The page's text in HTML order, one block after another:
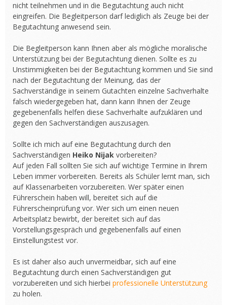
nicht teilnehmen und in die Begutachtung auch nicht
eingreifen. Die Begleitperson darf lediglich als Zeuge bei der
Begutachtung anwesend sein.
Die Begleitperson kann Ihnen aber als mögliche moralische
Unterstützung bei der Begutachtung dienen. Sollte es zu
Unstimmigkeiten bei der Begutachtung kommen und Sie sind
nach der Begutachtung der Meinung, das der
Sachverständige in seinem Gutachten einzelne Sachverhalte
falsch wiedergegeben hat, dann kann Ihnen der Zeuge
gegebenenfalls helfen diese Sachverhalte aufzuklären und
gegen den Sachverständigen auszusagen.
Sollte ich mich auf eine Begutachtung durch den
Sachverständigen Heiko Nijak vorbereiten?
Auf jeden Fall sollten Sie sich auf wichtige Termine in Ihrem
Leben immer vorbereiten. Bereits als Schüler lernt man, sich
auf Klassenarbeiten vorzubereiten. Wer später einen
Führerschein haben will, bereitet sich auf die
Führerscheinprüfung vor. Wer sich um einen neuen
Arbeitsplatz bewirbt, der bereitet sich auf das
Vorstellungsgespräch und gegebenenfalls auf einen
Einstellungstest vor.
Es ist daher also auch unvermeidbar, sich auf eine
Begutachtung durch einen Sachverständigen gut
vorzubereiten und sich hierbei professionelle Unterstützung
zu holen.